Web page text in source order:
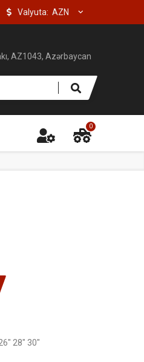
Valyuta:
AZ1043, Azərbaycan
0
28" 30"